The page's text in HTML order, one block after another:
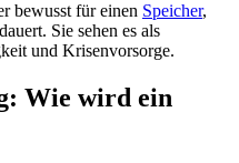
bewusst für einen Speicher,
Sie sehen es als
und Krisenvorsorge.
Wie wird ein